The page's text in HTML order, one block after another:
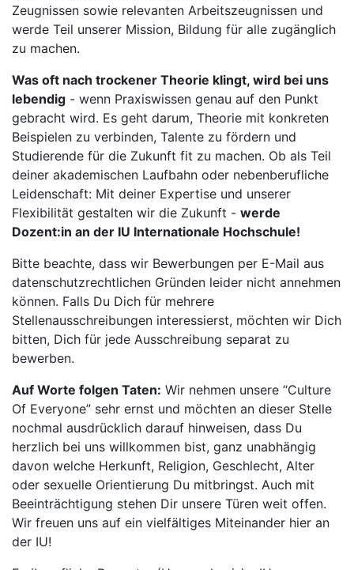
Zeugnissen sowie relevanten Arbeitszeugnissen und
werde Teil unserer Mission, Bildung für alle zugänglich
zu machen.
Was oft nach trockener Theorie klingt, wird bei uns
lebendig - wenn Praxiswissen genau auf den Punkt
gebracht wird. Es geht darum, Theorie mit konkreten
Beispielen zu verbinden, Talente zu fördern und
Studierende für die Zukunft fit zu machen. Ob als Teil
deiner akademischen Laufbahn oder nebenberufliche
Leidenschaft: Mit deiner Expertise und unserer
Flexibilität gestalten wir die Zukunft - werde
Dozent:in an der IU Internationale Hochschule!
Bitte beachte, dass wir Bewerbungen per E-Mail aus
datenschutzrechtlichen Gründen leider nicht annehmen
können. Falls Du Dich für mehrere
Stellenausschreibungen interessierst, möchten wir Dich
bitten, Dich für jede Ausschreibung separat zu
bewerben.
Auf Worte folgen Taten: Wir nehmen unsere “Culture
Of Everyone” sehr ernst und möchten an dieser Stelle
nochmal ausdrücklich darauf hinweisen, dass Du
herzlich bei uns willkommen bist, ganz unabhängig
davon welche Herkunft, Religion, Geschlecht, Alter
oder sexuelle Orientierung Du mitbringst. Auch mit
Beeinträchtigung stehen Dir unsere Türen weit offen.
Wir freuen uns auf ein vielfältiges Miteinander hier an
der IU!